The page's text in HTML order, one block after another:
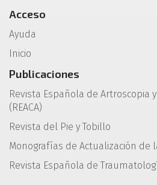
Acceso
Ayuda
Inicio
Publicaciones
Revista Española de Artroscopia
(REACA)
Revista del Pie y Tobillo
Monografías de Actualización de
Revista Española de